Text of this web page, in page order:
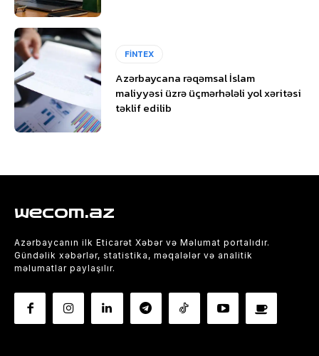
FİNTEX
Azərbaycana rəqəmsal İslam
maliyyəsi üzrə üçmərhələli yol xəritəsi
təklif edilib
wecom.az
Azərbaycanın ilk Eticarət Xəbər və Məlumat portalıdır.
Gündəlik xəbərlər, statistika, məqalələr və analitik
məlumatlar paylaşılır.